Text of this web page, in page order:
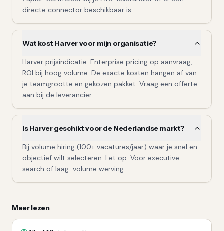
directe connector beschikbaar is.
Wat kost Harver voor mijn organisatie?
Harver prijsindicatie: Enterprise pricing op aanvraag,
ROI bij hoog volume. De exacte kosten hangen af van
je teamgrootte en gekozen pakket. Vraag een offerte
aan bij de leverancier.
Is Harver geschikt voor de Nederlandse markt?
Bij volume hiring (100+ vacatures/jaar) waar je snel en
objectief wilt selecteren. Let op: Voor executive
search of laag-volume werving.
Meer lezen